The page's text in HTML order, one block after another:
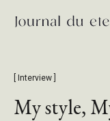
[ Interview ]
My style,